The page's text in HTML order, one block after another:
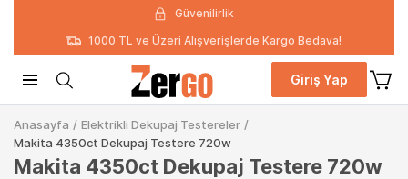
Güvenilirlik
1000 TL ve Üzeri Alışverişlerde Kargo Bedava!
Giriş Yap
Anasayfa / Elektrikli Dekupaj Testereler /
Makita 4350ct Dekupaj Testere 720w
Makita 4350ct Dekupaj Testere 720w